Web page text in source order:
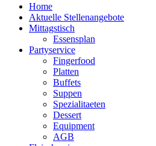
Home
Aktuelle Stellenangebote
Mittagstisch
Essensplan
Partyservice
Fingerfood
Platten
Buffets
Suppen
Spezialitaeten
Dessert
Equipment
AGB